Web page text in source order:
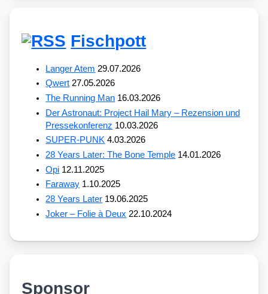
Fischpott
Langer Atem 29.07.2026
Qwert 27.05.2026
The Running Man 16.03.2026
Der Astronaut: Project Hail Mary – Rezension und
Pressekonferenz 10.03.2026
SUPER-PUNK 4.03.2026
28 Years Later: The Bone Temple 14.01.2026
Opi 12.11.2025
Faraway 1.10.2025
28 Years Later 19.06.2025
Joker – Folie à Deux 22.10.2024
Sponsor